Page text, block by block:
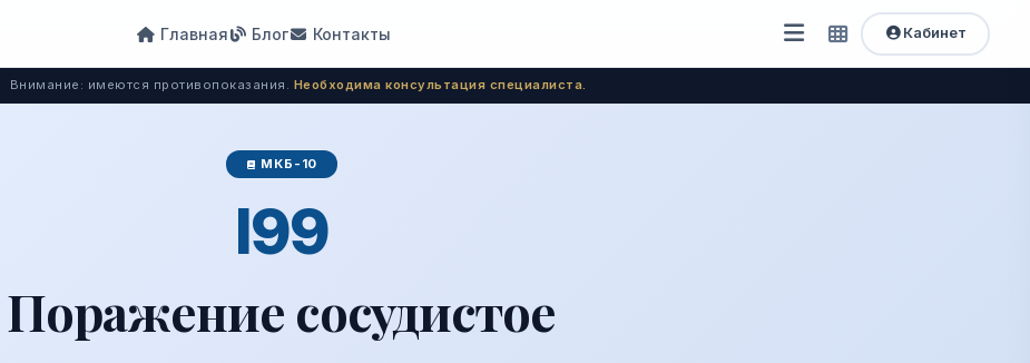
Главная Блог Контакты
Открыть
меню
Быстрый
доступ
Кабинет
Внимание: имеются противопоказания. Необходима консультация специалиста.
МКБ-10
I99
Поражение сосудистое